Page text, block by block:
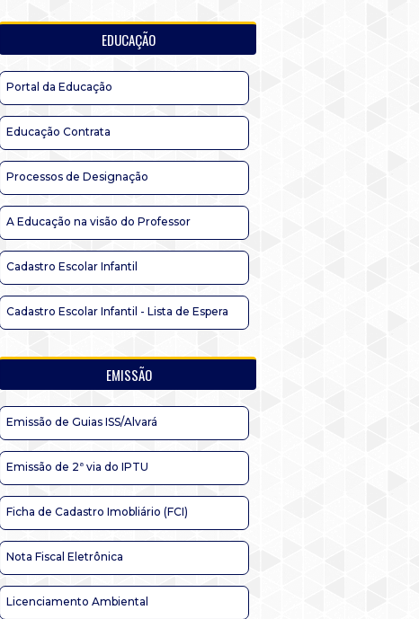
EDUCAÇÃO
Portal da Educação
Educação Contrata
Processos de Designação
A Educação na visão do Professor
Cadastro Escolar Infantil
Cadastro Escolar Infantil - Lista de Espera
EMISSÃO
Emissão de Guias ISS/Alvará
Emissão de 2ª via do IPTU
Ficha de Cadastro Imobliário (FCI)
Nota Fiscal Eletrônica
Licenciamento Ambiental